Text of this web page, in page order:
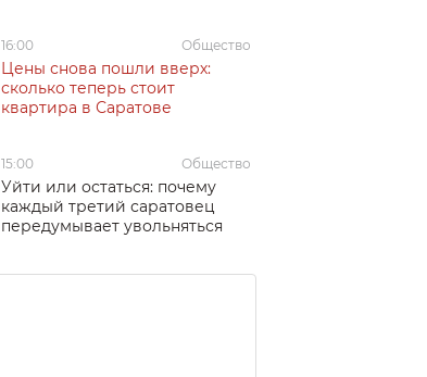
16:00 Общество
Цены снова пошли вверх:
сколько теперь стоит
квартира в Саратове
15:00 Общество
Уйти или остаться: почему
каждый третий саратовец
передумывает увольняться